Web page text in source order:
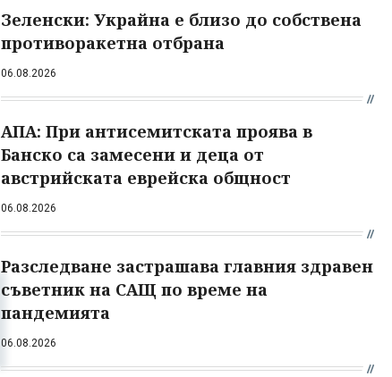
Зеленски: Украйна е близо до собствена
противоракетна отбрана
06.08.2026
АПА: При антисемитската проява в
Банско са замесени и деца от
австрийската еврейска общност
06.08.2026
Разследване застрашава главния здравен
съветник на САЩ по време на
пандемията
06.08.2026